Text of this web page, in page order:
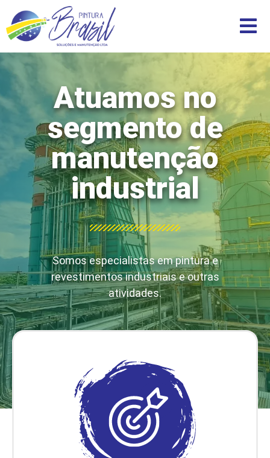
Atuamos no
segmento de
manutenção
industrial
Somos especialistasem pintura e
revestimentos industriais e outras
atividades.